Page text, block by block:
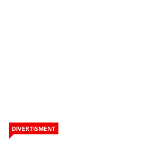
DIVERTISMENT